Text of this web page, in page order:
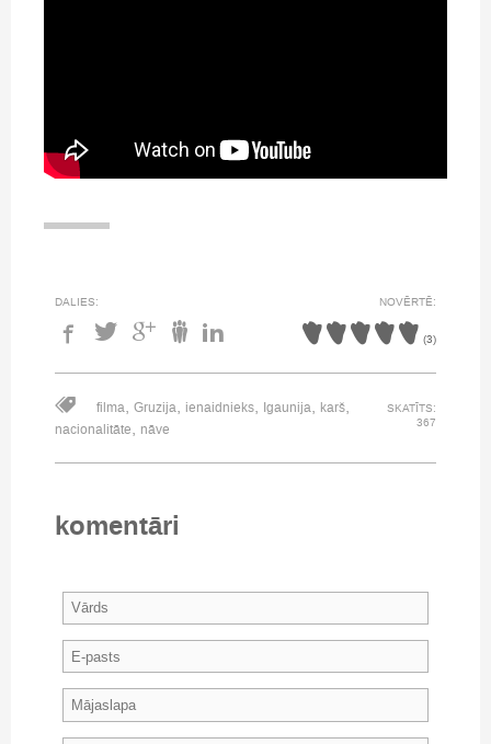
DALIES: NOVĒRTĒ:
(3)
filma, Gruzija, ienaidnieks, Igaunija, karš,
nacionalitāte, nāve
SKATĪTS:
367
komentāri